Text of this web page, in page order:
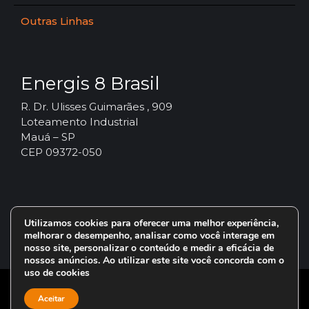
Outras Linhas
Energis 8 Brasil
R. Dr. Ulisses Guimarães , 909
Loteamento Industrial
Mauá – SP
CEP 09372-050
© 2024 – Vorax Lubrificantes – Todos os direitos reservados.
Uma marca do Grupo
Utilizamos cookies para oferecer uma melhor experiência,
melhorar o desempenho, analisar como você interage em
nosso site, personalizar o conteúdo e medir a eficácia de
nossos anúncios. Ao utilizar este site você concorda com o
uso de cookies
Aceitar